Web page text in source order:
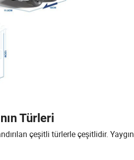
Türleri
çeşitli türlerle çeşitlidir. Yaygın